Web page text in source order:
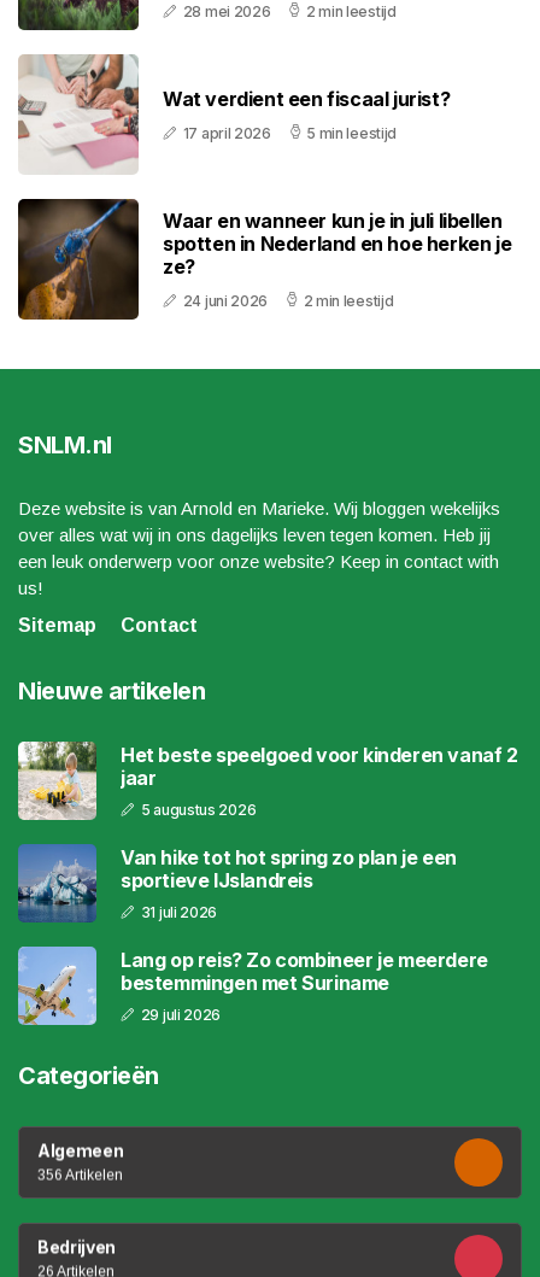
28 mei 2026 2 min leestijd
Wat verdient een fiscaal jurist?
17 april 2026 5 min leestijd
Waar en wanneer kun je in juli libellen
spotten in Nederland en hoe herken je
ze?
24 juni 2026 2 min leestijd
SNLM.nl
Deze website is van Arnold en Marieke. Wij bloggen wekelijks
over alles wat wij in ons dagelijks leven tegen komen. Heb jij
een leuk onderwerp voor onze website? Keep in contact with
us!
Sitemap
Contact
Nieuwe artikelen
Het beste speelgoed voor kinderen vanaf 2
jaar
5 augustus 2026
Van hike tot hot spring zo plan je een
sportieve IJslandreis
31 juli 2026
Lang op reis? Zo combineer je meerdere
bestemmingen met Suriname
29 juli 2026
Categorieën
Algemeen
356 Artikelen
Bedrijven
26 Artikelen